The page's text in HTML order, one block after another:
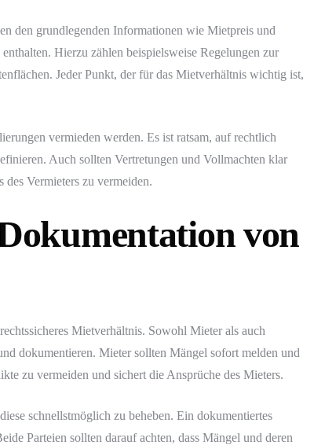
den grundlegenden Informationen wie Mietpreis und
Hierzu zählen beispielsweise Regelungen zur
Jeder Punkt, der für das Mietverhältnis wichtig ist,
vermieden werden. Es ist ratsam, auf rechtlich
Auch sollten Vertretungen und Vollmachten klar
des Vermieters zu vermeiden.
von
Mietverhältnis. Sowohl Mieter als auch
dokumentieren. Mieter sollten Mängel sofort melden und
zu vermeiden und sichert die Ansprüche des Mieters.
schnellstmöglich zu beheben. Ein dokumentiertes
Parteien sollten darauf achten, dass Mängel und deren